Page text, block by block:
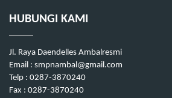
HUBUNGI KAMI
Jl. Raya Daendelles Ambalresmi
Email : smpnambal@gmail.com
Telp : 0287-3870240
Fax : 0287-3870240